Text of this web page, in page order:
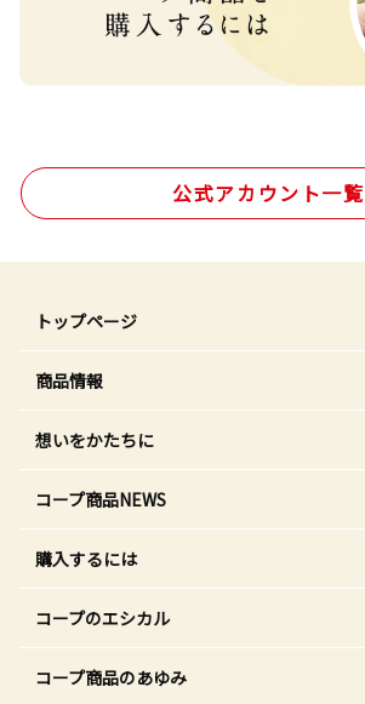
公式アカウント一覧
トップページ
商品情報
想いをかたちに
コープ商品NEWS
購入するには
コープのエシカル
コープ商品のあゆみ